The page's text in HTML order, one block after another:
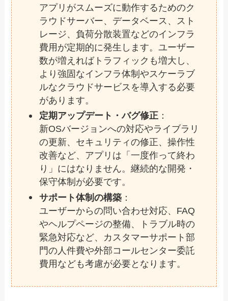
アプリがスムーズに動作するためのク
ラウドサーバー、データベース、スト
レージ、負荷分散装置などのインフラ
費用が定期的に発生します。ユーザー
数が増えればトラフィックも増大し、
より強固なインフラ体制やスケーラブ
ルなクラウドサービスを導入する必要
があります。
定期アップデート・バグ修正 ：
新OSバージョンへの対応やライブラリ
の更新、セキュリティの修正、操作性
改善など、アプリは「一度作って終わ
り」にはなりません。継続的な開発・
保守体制が必要です。
サポート体制の構築 ：
ユーザーからの問い合わせ対応、FAQ
やヘルプページの整備、トラブル時の
緊急対応など、カスタマーサポート部
門の人件費や外部コールセンター委託
費用なども考慮が必要となります。